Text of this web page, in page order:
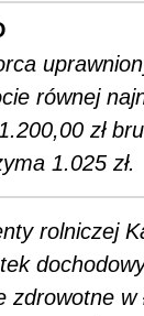
równej
zł
1.025 zł.
rolniczej
zdrowotne w